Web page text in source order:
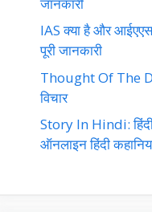
IAS क्या है और
पूरी जानकारी
Thought Of The
विचार
Story In Hindi:
ऑनलाइन हिंदी